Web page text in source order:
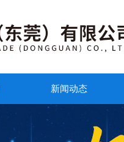
新闻动态